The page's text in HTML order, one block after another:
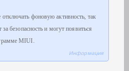
фоновую активность, так
безопасность и могут появиться
MIUI.
Информация